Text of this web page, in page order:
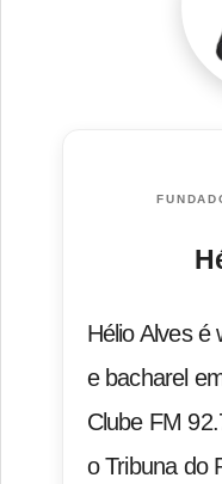
Hélio Alves é
e bacharel
Clube FM
o Tribuna do